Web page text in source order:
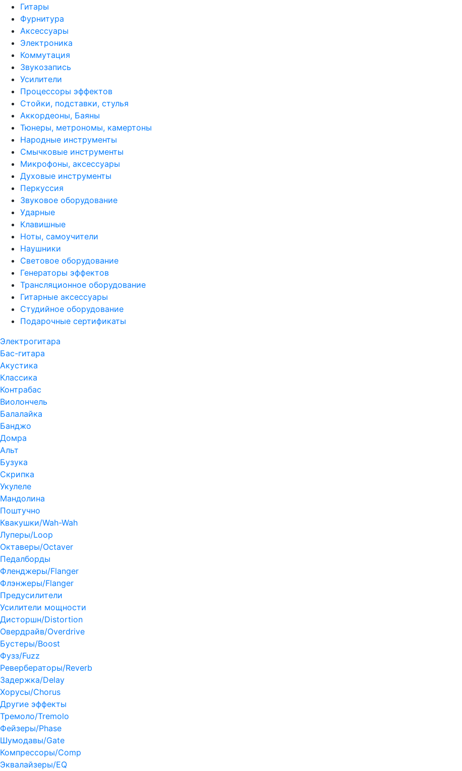
Гитары
Фурнитура
Аксессуары
Электроника
Коммутация
Звукозапись
Усилители
Процессоры эффектов
Стойки, подставки, стулья
Аккордеоны, Баяны
Тюнеры, метрономы, камертоны
Народные инструменты
Смычковые инструменты
Микрофоны, аксессуары
Духовые инструменты
Перкуссия
Звуковое оборудование
Ударные
Клавишные
Ноты, самоучители
Наушники
Световое оборудование
Генераторы эффектов
Трансляционное оборудование
Гитарные аксессуары
Студийное оборудование
Подарочные сертификаты
Электрогитара
Бас-гитара
Акустика
Классика
Контрабас
Виолончель
Балалайка
Банджо
Домра
Альт
Бузука
Скрипка
Укулеле
Мандолина
Поштучно
Квакушки/Wah-Wah
Луперы/Loop
Октаверы/Octaver
Педалборды
Фленджеры/Flanger
Флэнжеры/Flanger
Предусилители
Усилители мощности
Дисторшн/Distortion
Овердрайв/Overdrive
Бустеры/Boost
Фузз/Fuzz
Ревербераторы/Reverb
Задержка/Delay
Хорусы/Chorus
Другие эффекты
Тремоло/Tremolo
Фейзеры/Phase
Шумодавы/Gate
Компрессоры/Comp
Эквалайзеры/EQ